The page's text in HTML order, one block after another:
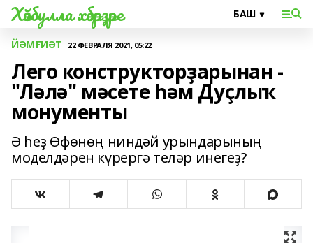
Хәйбулла хәбәрҙәре
ЙӘМҒИӘТ 22 ФЕВРАЛЯ 2021, 05:22
Лего конструкторҙарынан -
"Ләлә" мәсете һәм Дуҫлыҡ
монументы
Ә һеҙ Өфөнөң ниндәй урындарының
моделдәрен күрергә теләр инегеҙ?